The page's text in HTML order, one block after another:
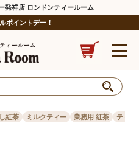
発祥店 ロンドンティールーム
ポイントデー！
紅茶 ミルクティー 業務用 紅茶 ティー